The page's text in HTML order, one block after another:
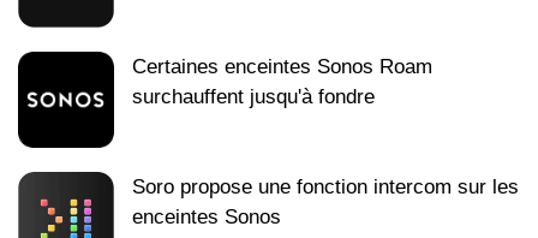
Certaines enceintes Sonos Roam
surchauffent jusqu'à fondre
Soro propose une fonction intercom sur les
enceintes Sonos